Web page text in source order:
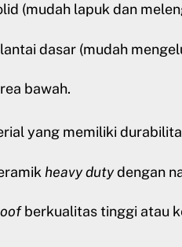
(mudah lapuk dan
dasar (mudah
bawah.
yang memiliki
heavy dutydengan
berkualitas tinggi atau